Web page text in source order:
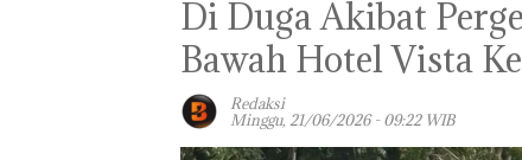
Di Duga Akibat
Bawah Hotel Vista
Redaksi
Minggu, 21/06/2026 - 09:22 WIB